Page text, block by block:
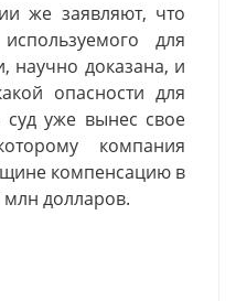
же заявляют, что
для
научно доказана, и
опасности для
уже вынес свое
компания
компенсацию в
долларов.